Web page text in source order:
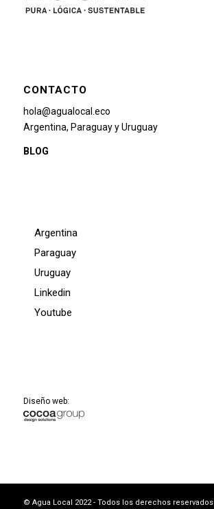
CONTACTO
hola@agualocal.eco
Argentina, Paraguay y Uruguay
BLOG
Argentina
Paraguay
Uruguay
Linkedin
Youtube
Diseño web:
© Agua Local 2022 - Todos los derechos reservados